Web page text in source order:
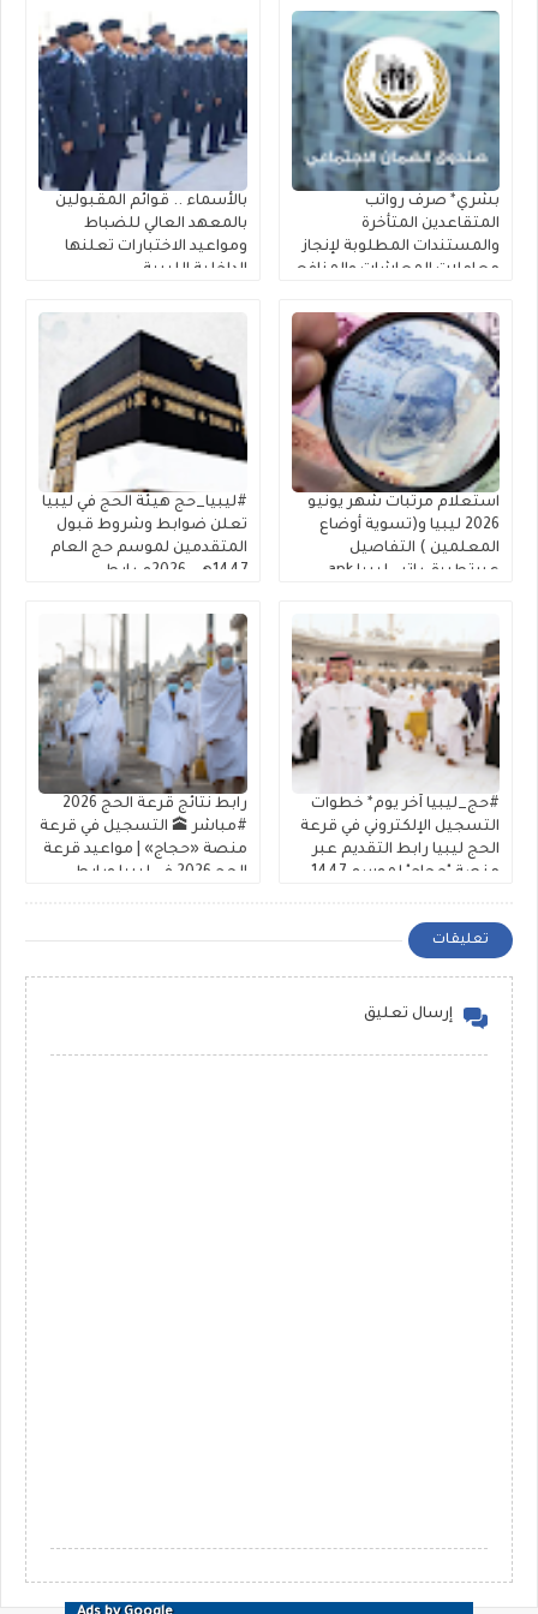
بشري* صرف رواتب
المتقاعدين المتأخرة
والمستندات المطلوبة لإنجاز
معاملات المعاشات والمنافع
بالأسماء .. قوائم المقبولين
بالمعهد العالي للضباط
ومواعيد الاختبارات تعلنها
الداخلية الليبية
استعلام مرتبات شهر يونيو
2026 ليبيا و(تسوية أوضاع
المعلمين ) التفاصيل
عبرتطبيق راتبي ليبيا apk
#ليبيا_حج هيئة الحج في ليبيا
تعلن ضوابط وشروط قبول
المتقدمين لموسم حج العام
1447هـ – 2026م رابط
#حج_ليبيا آخر يوم* خطوات
التسجيل الإلكتروني في قرعة
الحج ليبيا رابط التقديم عبر
رابط نتائج قرعة الحج 2026
#مباشر 🕋 التسجيل في قرعة
منصة «حجاج» | مواعيد قرعة
الحج 2026 في ليبيا ورابط
تعليقات
إرسال تعليق